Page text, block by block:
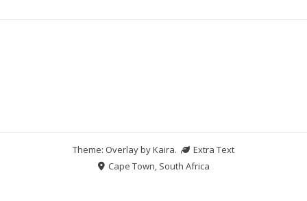
Theme: Overlay byKaira.
Extra Text
Cape Town, South Africa